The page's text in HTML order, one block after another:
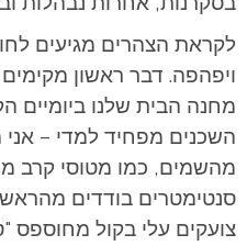
לקראת הצהרים מגיעים
ויפהפה. דבר ראשון
מחנה הבית שלנו ביומיים
השכנים מפחיד למדי –
מהשמים, כמו מטוסי קרב
סנטימטרים בודדים
צועקים עלי בקול מחוספס